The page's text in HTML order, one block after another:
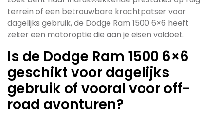
terrein of een betrouwbare krachtpatser voor
dagelijks gebruik, de Dodge Ram 1500 6×6 heeft
zeker een motoroptie die aan je eisen voldoet.
Is de Dodge Ram 1500 6×6
geschikt voor dagelijks
gebruik of vooral voor off-
road avonturen?